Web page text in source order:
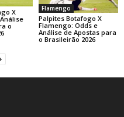
X
o
Flamengo
Palpites Botafogo X
Flamengo: Odds e
Análise de Apostas para
o Brasileirão 2026